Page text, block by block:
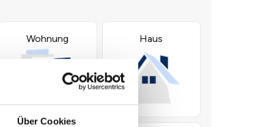
Über Cookies